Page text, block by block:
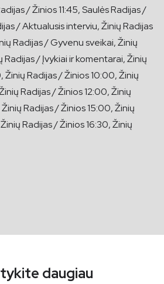
/ Žinios 11:45, Saulės Radijas /
/ Aktualusis interviu, Žinių Radijas
Radijas / Gyvenu sveikai, Žinių
Radijas / Įvykiai ir komentarai, Žinių
Radijas / Žinios 10:00, Žinių
Radijas / Žinios 12:00, Žinių
Radijas / Žinios 15:00, Žinių
Radijas / Žinios 16:30, Žinių
daugiau